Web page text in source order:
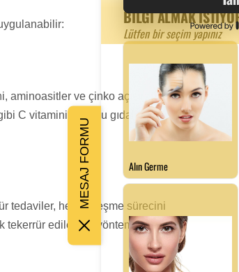
aminoasitler ve çinko açısından zengin
C vitamini deposu gıdalar, diyetinize
tedaviler, hem iyileşme sürecini
tekerrür edilen bir yöntemdir.
MESAJ FORMU